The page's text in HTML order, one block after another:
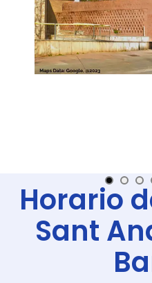
Horario
Sant